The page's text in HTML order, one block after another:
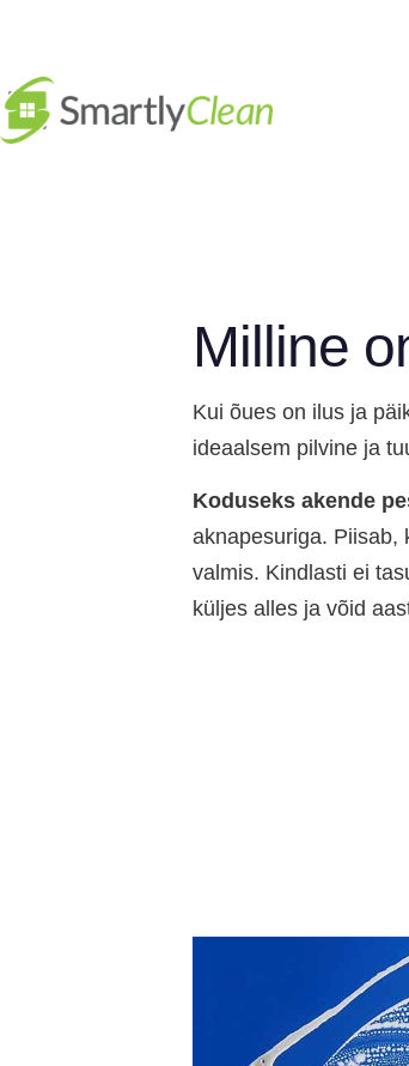
Milline
Kui õues on ilus ja
ideaalsem pilvine ja
Koduseks akende
aknapesuriga. Piisab,
valmis. Kindlasti ei
küljes alles ja võid